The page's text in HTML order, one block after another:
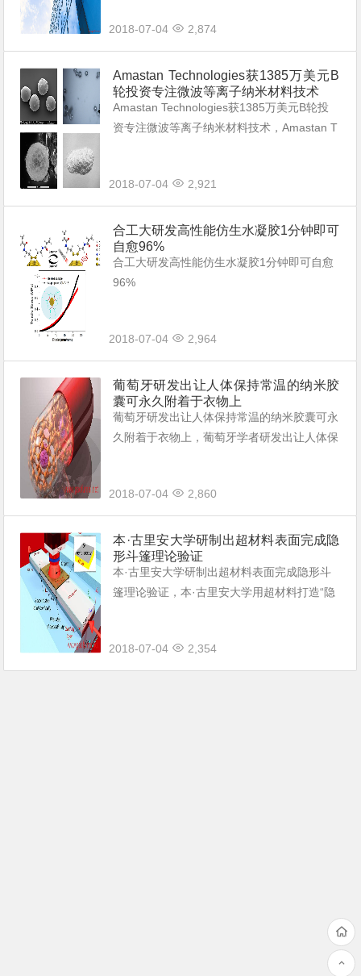
2018-07-04
2,874
Amastan Technologies获1385万美元B
轮投资专注微波等离子纳米材料技术
Amastan Technologies获1385万美元B轮投
资专注微波等离子纳米材料技术，Amastan T
体工艺该工艺能够保证材料质地均匀和高纯
度。
2018-07-04 2,921
合工大研发高性能仿生水凝胶1分钟即可
自愈96%
合工大研发高性能仿生水凝胶1分钟即可自愈
96%
2018-07-04 2,964
葡萄牙研发出让人体保持常温的纳米胶
囊可永久附着于衣物上
葡萄牙研发出让人体保持常温的纳米胶囊可永
久附着于衣物上，葡萄牙学者研发出让人体保
病。
2018-07-04 2,860
本·古里安大学研制出超材料表面完成隐
形斗篷理论验证
本·古里安大学研制出超材料表面完成隐形斗
篷理论验证，本·古里安大学用超材料打造“隐
2018-07-04
2,354